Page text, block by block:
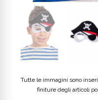
Tutte le immagini sono
finiture degli articoli